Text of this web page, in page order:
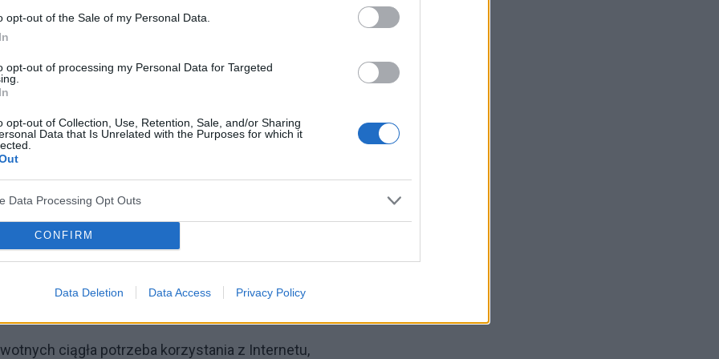
opt-out of the Sale of my Personal Data.
opt-out of processing my Personal Data for Targeted
opt-out of Collection, Use, Retention, Sale, and/or Sharing
Data that Is Unrelated with the Purposes for which it
Data Processing Opt Outs
CONFIRM
Data Deletion Data Access Privacy Policy
które przynosi zadowolenie a nawet daje
przy komputerze,
znajomymi, parterem a także unikanie spędzania
snu a nawet zakupów czy pójścia do
powodują efekt odwrotny- chory spędza przy
komputera powodują lek, niepokój,
czy ktoś się z nami kontaktował, nerwowość a
ciągła potrzeba korzystania z Internetu,